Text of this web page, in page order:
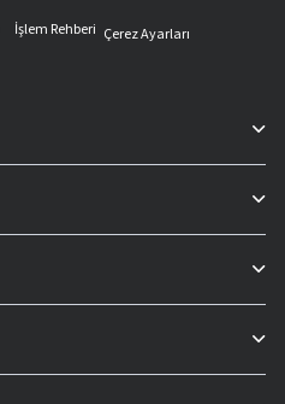
İşlem Rehberi Çerez Ayarları